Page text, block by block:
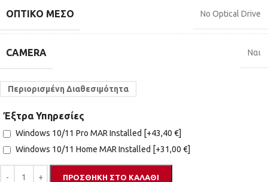
ΟΠΤΙΚΌ ΜΈΣΟ No Optical Drive
CAMERA Ναι
Περιορισμένη Διαθεσιμότητα
Έξτρα Υπηρεσίες
Windows 10/11 Pro MAR Installed [+43,40 €]
Windows 10/11 Home MAR Installed [+31,00 €]
ΠΡΟΣΘΉΚΗ ΣΤΟ ΚΑΛΆΘΙ